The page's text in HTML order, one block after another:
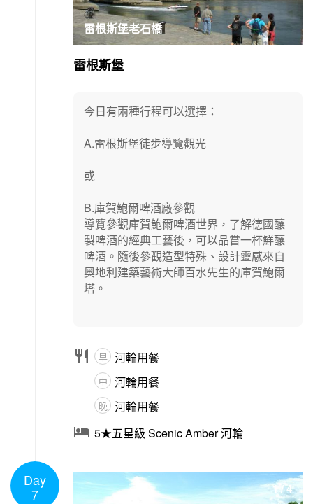
雷根斯堡
今日有兩種行程可以選擇：
A.雷根斯堡徒步導覽觀光
或
B.庫賀鮑爾啤酒廠參觀
導覽參觀庫賀鮑爾啤酒世界，了解德國釀
製啤酒的經典工藝後，可以品嘗一杯鮮釀
啤酒。隨後參觀造型特殊、設計靈感來自
奧地利建築藝術大師百水先生的庫賀鮑爾
塔。
 早 河輪用餐
中 河輪用餐
晚 河輪用餐
 5★五星級 Scenic Amber 河輪
雷根斯堡老石橋
Day
7
1/4